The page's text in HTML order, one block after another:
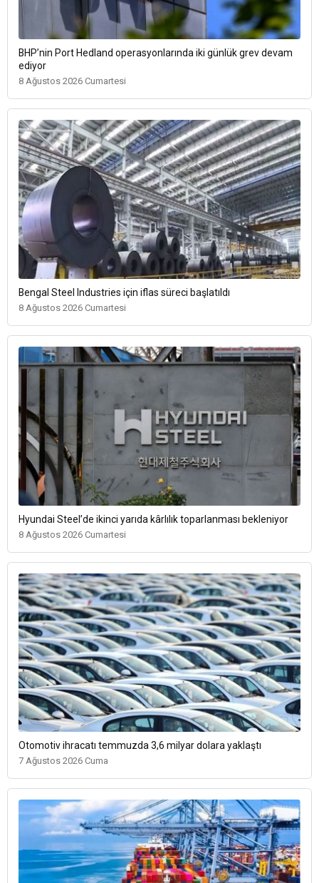
BHP’nin Port Hedland operasyonlarında iki günlük grev devam
ediyor
8 Ağustos 2026 Cumartesi
Bengal Steel Industries için iflas süreci başlatıldı
8 Ağustos 2026 Cumartesi
Hyundai Steel’de ikinci yarıda kârlılık toparlanması bekleniyor
8 Ağustos 2026 Cumartesi
Otomotiv ihracatı temmuzda 3,6 milyar dolara yaklaştı
7 Ağustos 2026 Cuma